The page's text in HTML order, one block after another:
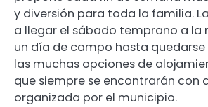
y diversión para toda la familia.
a llegar el sábado temprano a la
un día de campo hasta
las muchas opciones de
que siempre se encontrarán con
organizada por el municipio.